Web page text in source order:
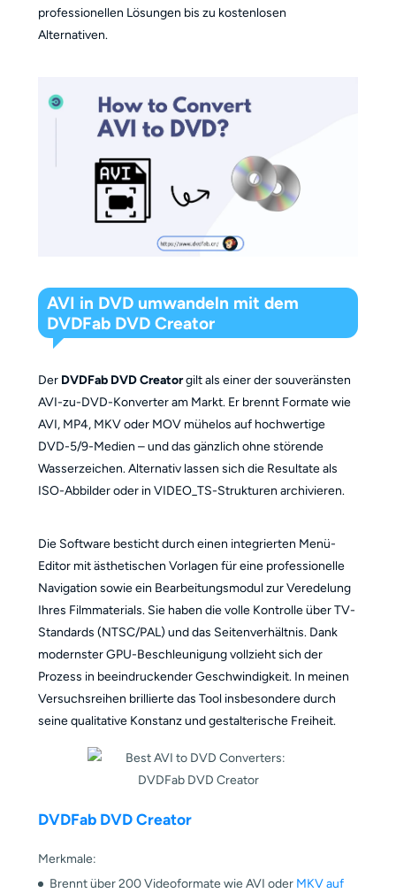
professionellen Lösungen bis zu kostenlosen
Alternativen.
AVI in DVD umwandeln mit dem
DVDFab DVD Creator
Der DVDFab DVD Creatorgilt als einer der souveränsten
AVI-zu-DVD-Konverter am Markt. Er brennt Formate wie
AVI, MP4, MKV oder MOV mühelos auf hochwertige
DVD-5/9-Medien – und das gänzlich ohne störende
Wasserzeichen. Alternativ lassen sich die Resultate als
ISO-Abbilder oder in VIDEO_TS-Strukturen archivieren.
Die Software besticht durch einen integrierten Menü-
Editor mit ästhetischen Vorlagen für eine professionelle
Navigation sowie ein Bearbeitungsmodul zur Veredelung
Ihres Filmmaterials. Sie haben die volle Kontrolle über TV-
Standards (NTSC/PAL) und das Seitenverhältnis. Dank
modernster GPU-Beschleunigung vollzieht sich der
Prozess in beeindruckender Geschwindigkeit. In meinen
Versuchsreihen brillierte das Tool insbesondere durch
seine qualitative Konstanz und gestalterische Freiheit.
DVDFab DVD Creator
Merkmale:
Brennt über 200 Videoformate wie AVI oder MKV auf